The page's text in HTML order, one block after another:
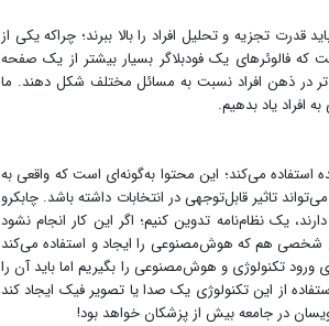
تجزیه و تحلیل افراد را بالا ببرند؛ چراکه یکی از
فالوئرهای یک فودبلاگر بسیار بیشتر از یک صفحه
در ذهن افراد نسبت به مسائل مختلف شکل دهند. ما
افراد یاد بدهیم.
می‌کند؛ این محتوا به‌گونه‌ای است که واقعی به
تاثیر قابل‌توجهی در انتخابات داشته باشد. چابکرو
یک نظام‌نامه تدوین کنیم؛ اگر این کار انجام نشود
شخصی هم که هوش‌مصنوعی را ایجاد و استفاده می‌کند
ورود تکنولوژی و هوش‌مصنوعی را بگیریم اما باید آن را
از این تکنولوژی یک صدا یا تصویر فیک ایجاد کند
در جامعه بیش از پزشکان خواهد بود!